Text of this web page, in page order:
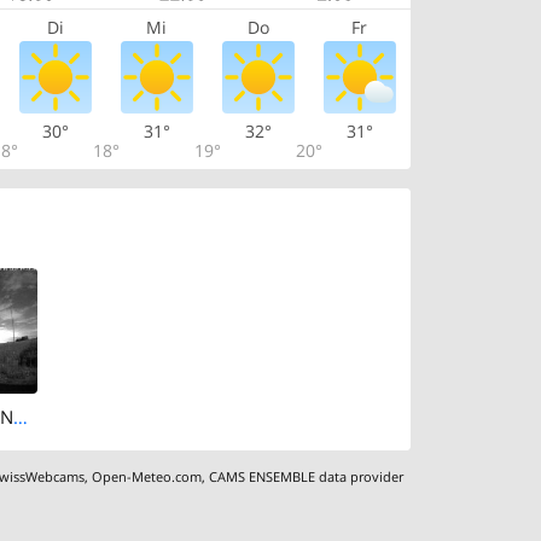
Di Mi Do Fr
30°
18°
31°
19°
32°
20°
31°
Kanerkinden › North-west
,Open-Meteo.com,CAMS ENSEMBLE data provider